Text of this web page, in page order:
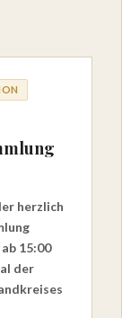
herzlich
15:00
der